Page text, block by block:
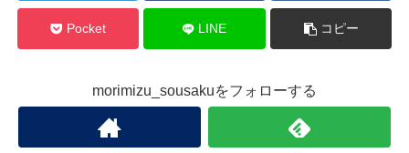
Pocket LINE コピー
morimizu_sousakuをフォローする